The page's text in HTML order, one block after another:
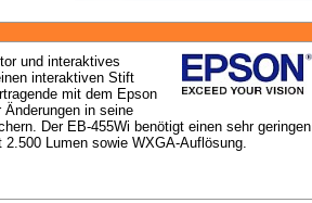
und interaktives
interaktiven Stift
mit dem Epson
Änderungen in seine
Der EB-455Wi benötigt einen sehr geringen
Lumen sowie WXGA-Auflösung.